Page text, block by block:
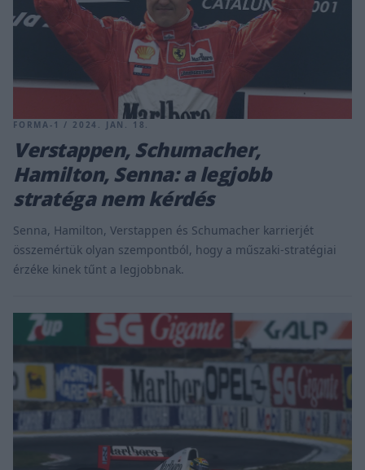
FORMA-1 / 2024. JAN. 18.
Verstappen, Schumacher,
Hamilton, Senna: a legjobb
stratéga nem kérdés
Senna, Hamilton, Verstappen és Schumacher karrierjét
összemértük olyan szempontból, hogy a műszaki-stratégiai
érzéke kinek tűnt a legjobbnak.